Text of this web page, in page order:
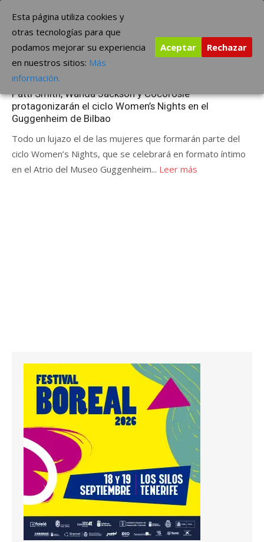
contenido
The Borderline Music
Etiqueta:Women’s Nights
Publicada
mayo 24, 2012
Patti Smith, Wanda Jackson y Cocorosie
protagonizarán el ciclo Women’s Nights en el
Guggenheim de Bilbao
Todo un lujazo el de las mujeres que formarán parte del
ciclo Women’s Nights, que se celebrará en formato íntimo
en el Atrio del Museo Guggenheim... Leer más
Esta página utiliza cookies y
otras tecnologías para que
podamos mejorar su experiencia
en nuestros sitios: Más
información.
Aceptar Rechazar